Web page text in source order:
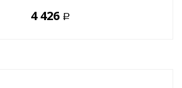
4 426 Р